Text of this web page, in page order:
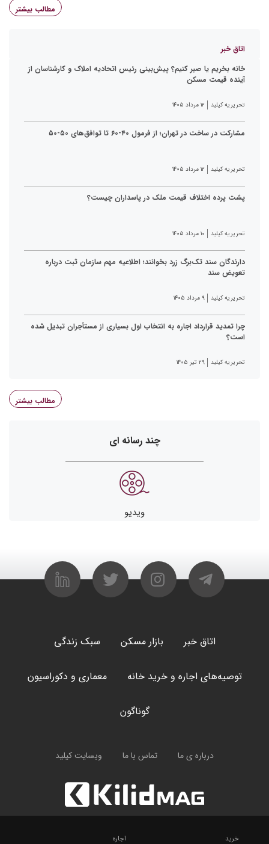
مطالب بیشتر
اتاق خبر
خانه بخریم یا صبر کنیم؟ پیش‌بینی رئیس اتحادیه املاک و کارشناسان از
آینده قیمت مسکن
تحریریه کیلید ۱۲ مرداد ۱۴۰۵
مشارکت در ساخت در تهران؛ از فرمول ۴۰-۶۰ تا توافق‌های ۵۰-۵۰
تحریریه کیلید ۱۲ مرداد ۱۴۰۵
پشت پرده اختلاف قیمت ملک در پاسداران چیست؟
تحریریه کیلید ۱۰ مرداد ۱۴۰۵
دارندگان سند تک‌برگ زرد بخوانند؛ اطلاعیه مهم سازمان ثبت درباره
تعویض سند
تحریریه کیلید ۹ مرداد ۱۴۰۵
چرا تمدید قرارداد اجاره به انتخاب اول بسیاری از مستأجران تبدیل شده
است؟
تحریریه کیلید ۲۹ تیر ۱۴۰۵
مطالب بیشتر
چند رسانه ای
ویدیو
اتاق خبر بازار مسکن سبک زندگی
توصیه‌های اجاره و خرید خانه معماری و دکوراسیون
گوناگون
درباره ی ما تماس با ما وبسایت کیلید
خرید اجاره